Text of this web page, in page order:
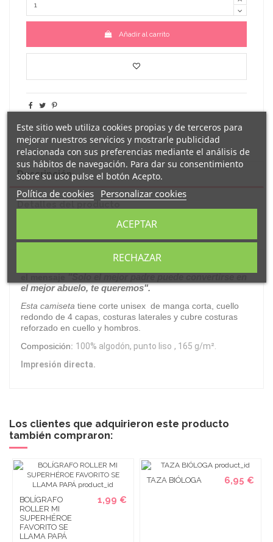
Añadir al carrito
Descripción
el mejor abuelo, te queremos".
Esta camiseta tiene corte unisex de manga corta, cuello
redondo de 4 capas, costuras laterales y cubre costuras
reforzado en cuello y hombros.
Composición: 100% algodón, punto liso , 165 g/m².
Impresión directa.
Los clientes que adquirieron este producto
también compraron:
BOLÍGRAFO
ROLLER MI
SUPERHÉROE
FAVORITO SE
LLAMA PAPÁ
1,99 €
TAZA BIÓLOGA 6,95 €
Este sitio web utiliza cookies propias y de terceros para
mejorar nuestros servicios y mostrarle publicidad
relacionada con sus preferencias mediante el análisis de
sus hábitos de navegación. Para dar su consentimiento
sobre su uso pulse el botón Acepto.
Política de cookies Personalizar cookies
RECHAZAR
ACEPTAR